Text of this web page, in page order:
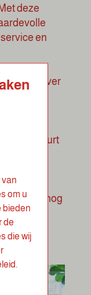
deze
en
hierover
de beurt
de
aan een nog
van
om u
bieden
de
die wij